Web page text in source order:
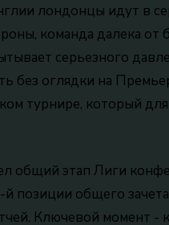
лондонцы идут в
команда далека от
серьезного
без оглядки на
турнире, который
общий этап Лиги
позиции общего
Ключевой момент -